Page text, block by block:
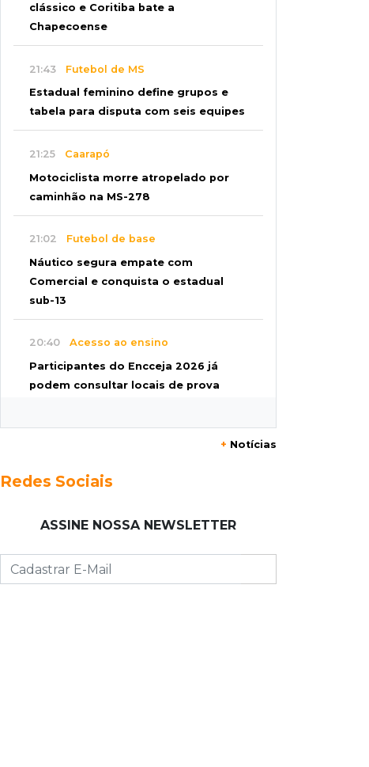
clássico e Coritiba bate a
Chapecoense
21:43 Futebol de MS
Estadual feminino define grupos e
tabela para disputa com seis equipes
21:25 Caarapó
Motociclista morre atropelado por
caminhão na MS-278
21:02 Futebol de base
Náutico segura empate com
Comercial e conquista o estadual
sub-13
20:40 Acesso ao ensino
Participantes do Encceja 2026 já
podem consultar locais de prova
20:29Pedro Gomes
jogo que vale acesso inédito à Série
A2
+ Notícias
Redes Sociais
ASSINE NOSSA NEWSLETTER